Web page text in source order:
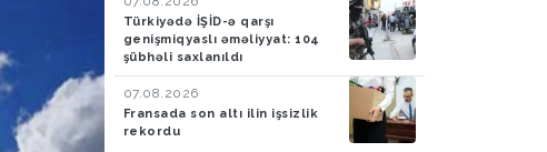
Türkiyədə İŞİD-ə qarşı
genişmiqyaslı əməliyyat: 104
şübhəli saxlanıldı
07.08.2026
Fransada son altı ilin işsizlik
rekordu